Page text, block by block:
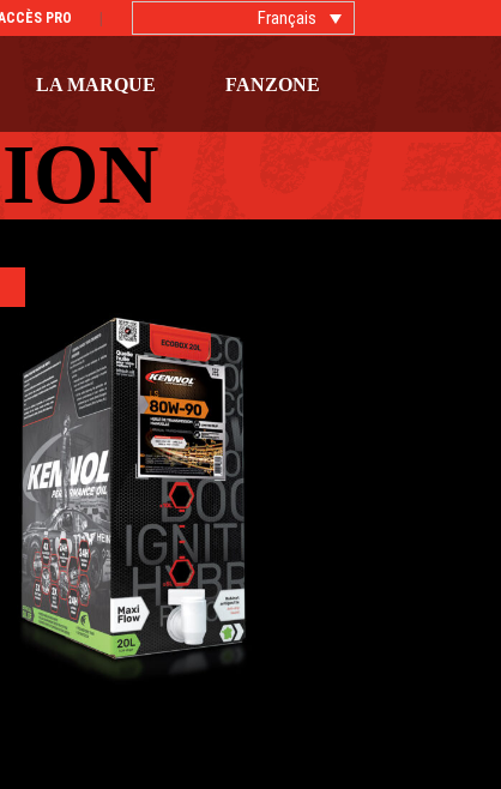
PRO Français
LA MARQUE FANZONE
LS 80W-90
AUTO,Huiles de transmission